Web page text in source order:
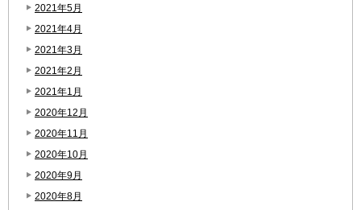
2021年5月
2021年4月
2021年3月
2021年2月
2021年1月
2020年12月
2020年11月
2020年10月
2020年9月
2020年8月